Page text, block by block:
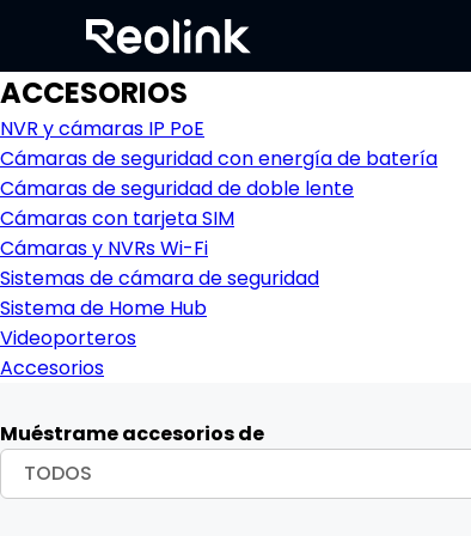
ACCESORIOS
NVR y cámaras IP PoE
Cámaras de seguridad con energía de batería
Cámaras de seguridad de doble lente
Cámaras con tarjeta SIM
Cámaras y NVRs Wi-Fi
Sistemas de cámara de seguridad
Sistema de Home Hub
Videoporteros
Accesorios
Muéstrame accesorios de
TODOS